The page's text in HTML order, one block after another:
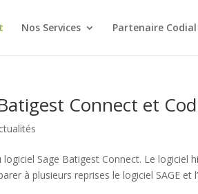
Nos Services Partenaire Codial
Connect et
logiciel Sage Batigest Connect. Le logiciel
à plusieurs reprises le logiciel SAGE et